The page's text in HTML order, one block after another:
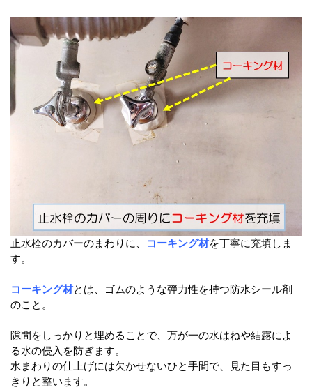
止水栓のカバーのまわりに、 コーキング材を丁寧に充填しま
す。
コーキング材とは、ゴムのような弾力性を持つ防水シール剤
のこと。
隙間をしっかりと埋めることで、万が一の水はねや結露によ
る水の侵入を防ぎます。
水まわりの仕上げには欠かせないひと手間で、見た目もすっ
きりと整います。